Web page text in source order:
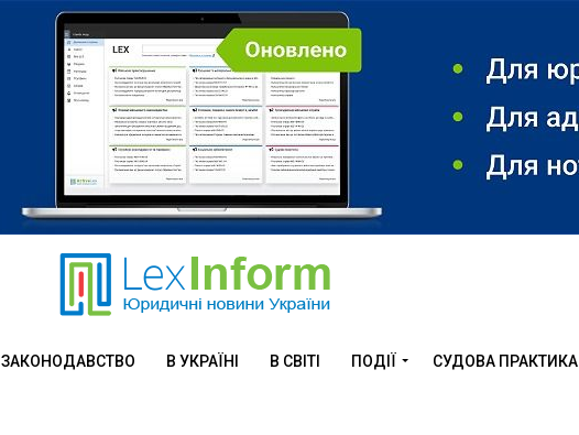
ЗАКОНОДАВСТВО В УКРАЇНІ В СВІТІ ПОДІЇ СУДОВА ПРАКТИКА